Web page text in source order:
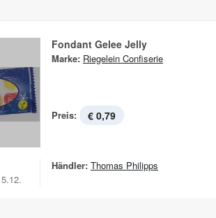
Fondant Gelee Jelly
Marke: Riegelein Confiserie
Preis: € 0,79
Händler: Thomas Philipps